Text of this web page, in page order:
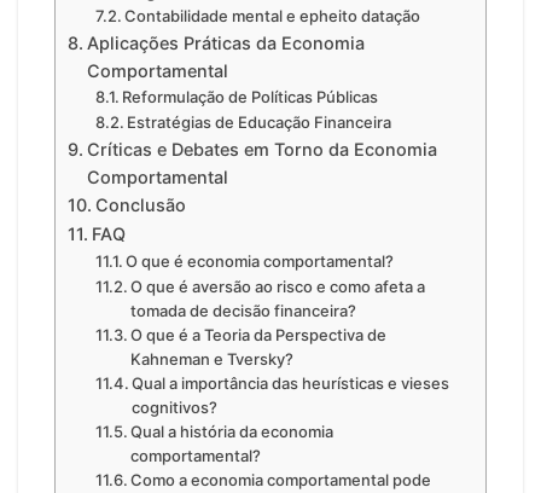
Contabilidade mental e epheito datação
Aplicações Práticas da Economia
Comportamental
Reformulação de Políticas Públicas
Estratégias de Educação Financeira
Críticas e Debates em Torno da Economia
Comportamental
Conclusão
FAQ
O que é economia comportamental?
O que é aversão ao risco e como afeta a
tomada de decisão financeira?
O que é a Teoria da Perspectiva de
Kahneman e Tversky?
Qual a importância das heurísticas e vieses
cognitivos?
Qual a história da economia
comportamental?
Como a economia comportamental pode